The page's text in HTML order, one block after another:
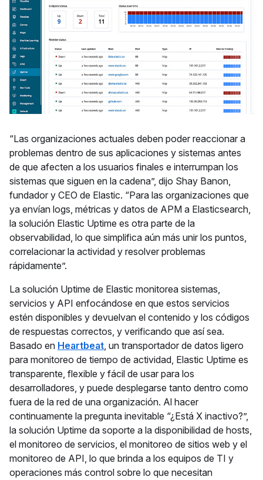
“Las organizaciones actuales deben poder reaccionar a
problemas dentro de sus aplicaciones y sistemas antes
de que afecten a los usuarios finales e interrumpan los
sistemas que siguen en la cadena”, dijo Shay Banon,
fundador y CEO de Elastic. “Para las organizaciones que
ya envían logs, métricas y datos de APM a Elasticsearch,
la solución Elastic Uptime es otra parte de la
observabilidad, lo que simplifica aún más unir los puntos,
correlacionar la actividad y resolver problemas
rápidamente”.
La solución Uptime de Elastic monitorea sistemas,
servicios y API enfocándose en que estos servicios
estén disponibles y devuelvan el contenido y los códigos
de respuestas correctos, y verificando que así sea.
Basado en Heartbeat , un transportador de datos ligero
para monitoreo de tiempo de actividad, Elastic Uptime es
transparente, flexible y fácil de usar para los
desarrolladores, y puede desplegarse tanto dentro como
fuera de la red de una organización. Al hacer
continuamente la pregunta inevitable “¿Está X inactivo?”,
la solución Uptime da soporte a la disponibilidad de hosts,
el monitoreo de servicios, el monitoreo de sitios web y el
monitoreo de API, lo que brinda a los equipos de TI y
operaciones más control sobre lo que necesitan